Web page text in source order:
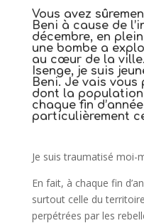
Vous avez
Beni à cause de
décembre, en
une bombe a
au cœur de la ville.
Isenge, je suis
Beni. Je vais
dont la
chaque fin
particulièrement
Je suis traumatisé moi-
En fait, à chaque fin
surtout celle du
perpétrées par les